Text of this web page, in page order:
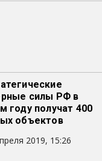
силы РФ в
году получат 400
объектов
2019, 15:26